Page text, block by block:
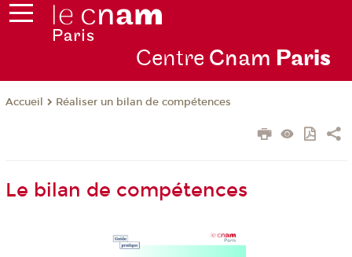
Centre Cnam Paris
Accueil Réaliser un bilan de compétences
Le bilan de compétences